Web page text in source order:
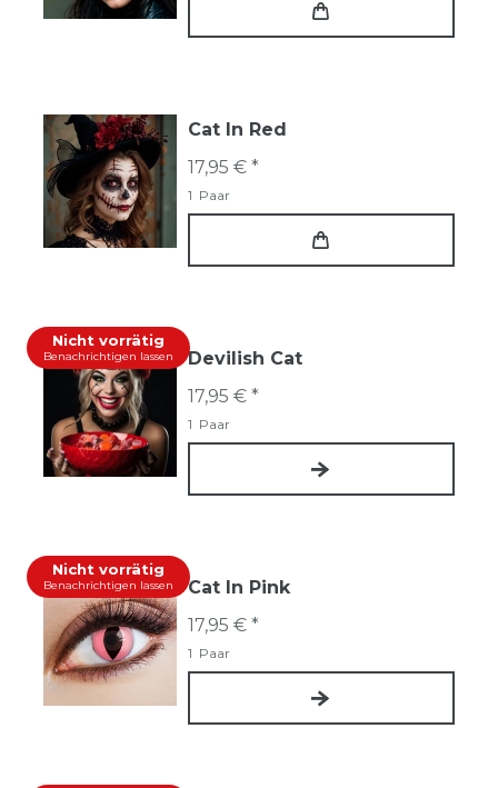
Cat In Red
17,95 € *
1 Paar
Nicht vorrätig
Benachrichtigen lassen
Devilish Cat
17,95 € *
1 Paar
Nicht vorrätig
Benachrichtigen lassen
Cat In Pink
17,95 € *
1 Paar